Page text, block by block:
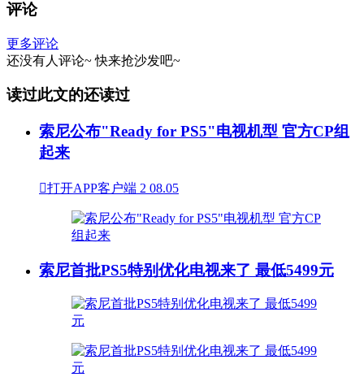
评论
更多评论
还没有人评论~ 快来抢沙发吧~
读过此文的还读过
索尼公布"Ready for PS5"电视机型 官方CP组
起来
打开APP客户端 2 08.05
索尼首批PS5特别优化电视来了 最低5499元